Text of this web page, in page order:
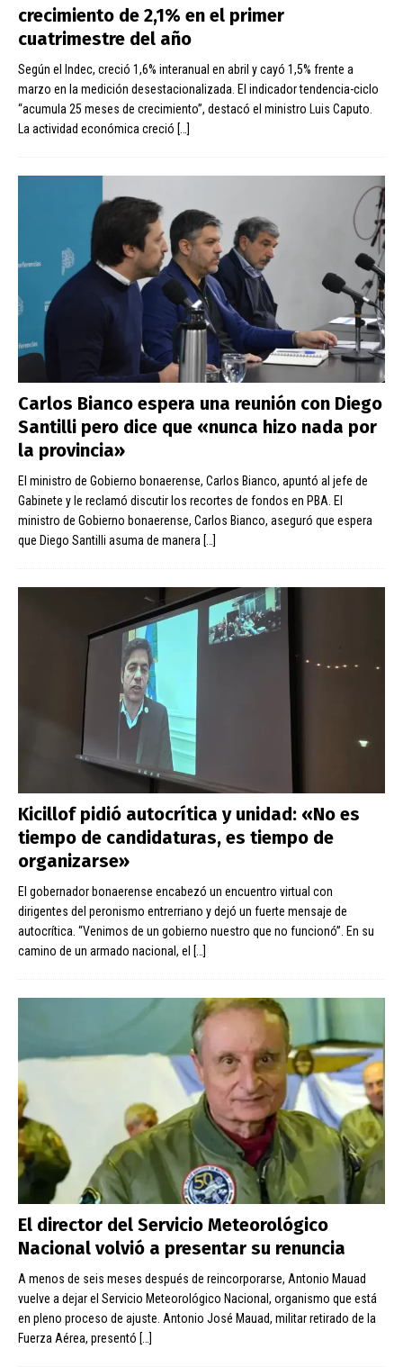
crecimiento de 2,1% en el primer
cuatrimestre del año
Según el Indec, creció 1,6% interanual en abril y cayó 1,5% frente a
marzo en la medición desestacionalizada. El indicador tendencia-ciclo
“acumula 25 meses de crecimiento”, destacó el ministro Luis Caputo.
La actividad económica creció […]
Carlos Bianco espera una reunión con Diego
Santilli pero dice que «nunca hizo nada por
la provincia»
El ministro de Gobierno bonaerense, Carlos Bianco, apuntó al jefe de
Gabinete y le reclamó discutir los recortes de fondos en PBA. El
ministro de Gobierno bonaerense, Carlos Bianco, aseguró que espera
que Diego Santilli asuma de manera […]
Kicillof pidió autocrítica y unidad: «No es
tiempo de candidaturas, es tiempo de
organizarse»
El gobernador bonaerense encabezó un encuentro virtual con
dirigentes del peronismo entrerriano y dejó un fuerte mensaje de
autocrítica. “Venimos de un gobierno nuestro que no funcionó”. En su
camino de un armado nacional, el […]
El director del Servicio Meteorológico
Nacional volvió a presentar su renuncia
A menos de seis meses después de reincorporarse, Antonio Mauad
vuelve a dejar el Servicio Meteorológico Nacional, organismo que está
en pleno proceso de ajuste. Antonio José Mauad, militar retirado de la
Fuerza Aérea, presentó […]